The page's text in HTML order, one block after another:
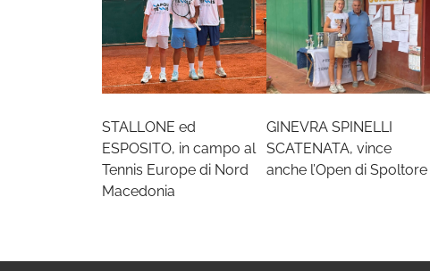
STALLONE ed
ESPOSITO, in campo al
Tennis Europe di Nord
Macedonia
GINEVRA SPINELLI
SCATENATA, vince
anche l’Open di Spoltore